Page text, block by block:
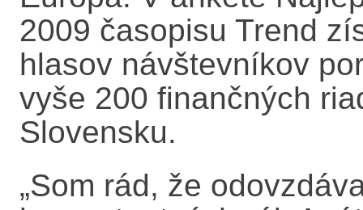
2009 časopisu Trend
hlasov návštevníkov
vyše 200 finančných
Slovensku.
„Som rád, že